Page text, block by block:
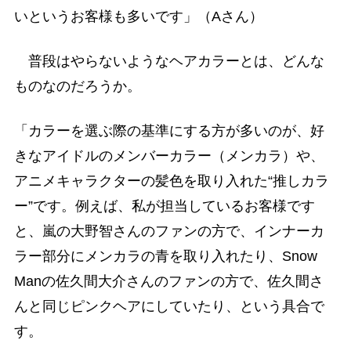
いというお客様も多いです」（Aさん）
普段はやらないようなヘアカラーとは、どんな
ものなのだろうか。
「カラーを選ぶ際の基準にする方が多いのが、好
きなアイドルのメンバーカラー（メンカラ）や、
アニメキャラクターの髪色を取り入れた“推しカラ
ー”です。例えば、私が担当しているお客様です
と、嵐の大野智さんのファンの方で、インナーカ
ラー部分にメンカラの青を取り入れたり、Snow
Manの佐久間大介さんのファンの方で、佐久間さ
んと同じピンクヘアにしていたり、という具合で
す。